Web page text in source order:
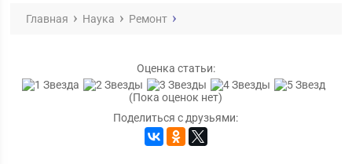
Главная Наука Ремонт
Оценка статьи:
(Пока оценок нет)
Поделиться с друзьями: